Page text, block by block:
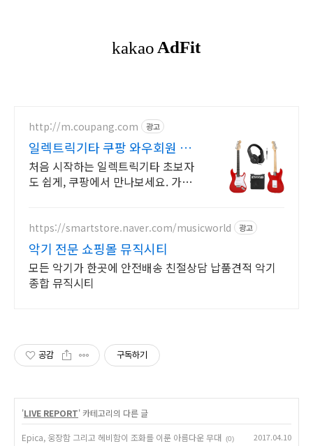
http://m.coupang.com 광고
일렉트릭기타 쿠팡 와우회원 무
료배송으로
처음 시작하는 일렉트릭기타 초보자
도 쉽게, 쿠팡에서 만나보세요. 가격
https://smartstore.naver.com/musicworld 광고
악기 전문 쇼핑몰 뮤직시티
모든 악기가 한곳에 안전배송 친절상담 납품견적 악기
종합 뮤직시티
공감 구독하기
'LIVE REPORT' 카테고리의 다른 글
Epica, 웅장함 그리고 헤비함이 조화를 이룬 아름다운 무대 (0) 2017.04.10